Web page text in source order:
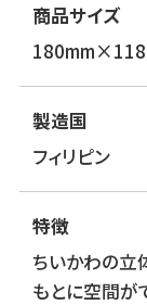
商品サイズ
製造国
フィリピン
特徴
ちいかわの立
もとに空間が